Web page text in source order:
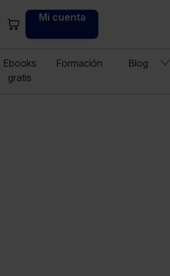
Mi cuenta
Ebooks
gratis
Formación Blog